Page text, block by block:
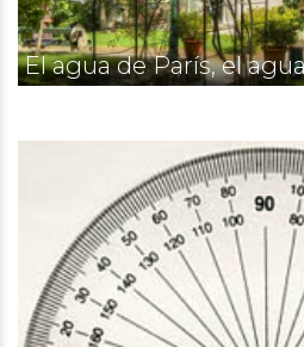
El agua de París, el